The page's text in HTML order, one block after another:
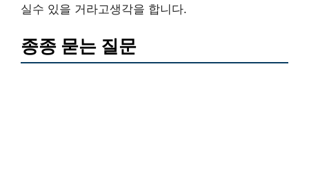
실수 있을 거라고생각을 합니다.
종종 묻는 질문